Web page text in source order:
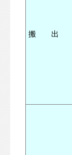
搬 出